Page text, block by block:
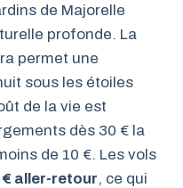
de Majorelle
profonde. La
permet une
sous les étoiles
de la vie est
dès 30 € la
de 10 €. Les vols
€ aller-retour, ce qui